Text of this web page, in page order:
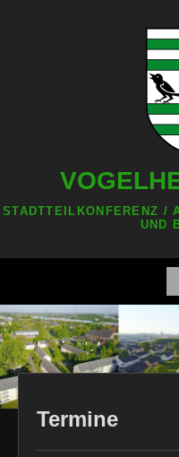
STADTTEILKONFERENZ /
UND
Zum
Inhalt
springen
Termine